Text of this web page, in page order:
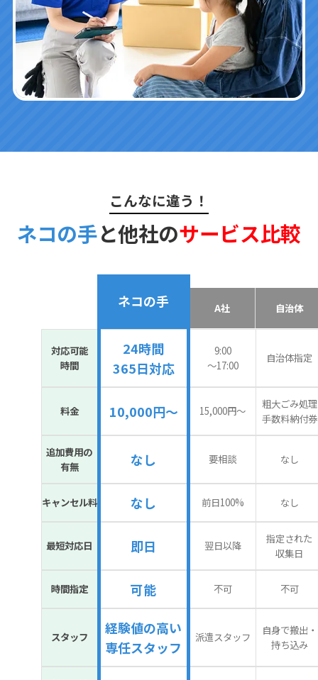
こんなに違う！
ネコの手と他社のサービス比較
ネコの手 A社 自治体
対応可能
時間
24時間
365日対応
9:00
〜17:00
自治体指定
料金 10,000円～ 15,000円〜
粗大ごみ処理
手数料納付券
追加費用の
有無
なし 要相談 なし
キャンセル料 なし 前日100% なし
最短対応日 即日 翌日以降
指定された
収集日
時間指定 可能 不可 不可
スタッフ
経験値の高い
専任スタッフ
派遣スタッフ
自身で搬出・
持ち込み